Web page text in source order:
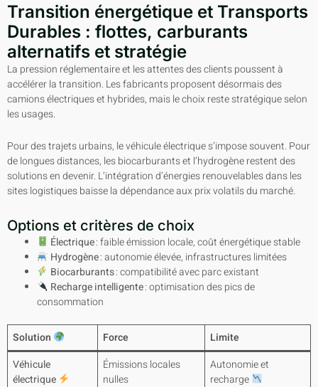
Transition énergétique et Transports
Durables : flottes, carburants
alternatifs et stratégie
La pression réglementaire et les attentes des clients poussent à
accélérer la transition. Les fabricants proposent désormais des
camions électriques et hybrides, mais le choix reste stratégique selon
les usages.
Pour des trajets urbains, le véhicule électrique s’impose souvent. Pour
de longues distances, les biocarburants et l’hydrogène restent des
solutions en devenir. L’intégration d’énergies renouvelables dans les
sites logistiques baisse la dépendance aux prix volatils du marché.
Options et critères de choix
Électrique: faible émission locale, coût énergétique stable
Hydrogène: autonomie élevée, infrastructures limitées
Biocarburants: compatibilité avec parc existant
Recharge intelligente: optimisation des pics de
consommation
Solution Force
Limite
Véhicule
électrique
Émissions locales
nulles
Autonomie et
recharge